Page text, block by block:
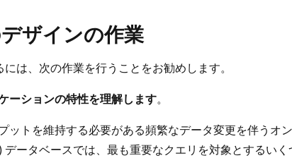
ザインの作業
は、次の作業を行うことをお勧めします。
ーションの特性を理解します。
ットを維持する必要がある頻繁なデータ変更を伴うオ
データベースでは、最も重要なクエリを対象とするい